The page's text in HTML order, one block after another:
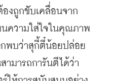
งถูกขับเคลื่อนจาก
ความใส่ใจในคุณภาพ
พบว่าสุกี้ตี๋น้อยปล่อย
มารถการันตีได้ว่า